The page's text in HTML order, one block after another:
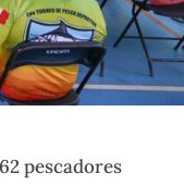
pescadores